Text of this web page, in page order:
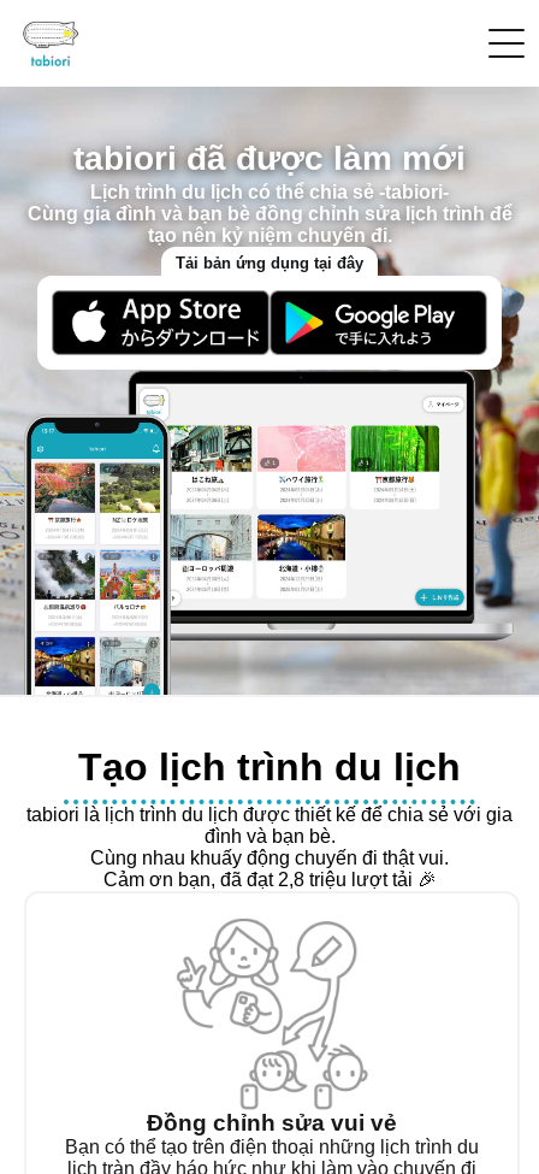
tabiori đã được làm mới
Lịch trình du lịch có thể chia sẻ -tabiori-
Cùng gia đình và bạn bè đồng chỉnh sửa lịch trình để
tạo nên kỷ niệm chuyến đi.
Tải bản ứng dụng tại đây
Tạo lịch trình du lịch
tabiori là lịch trình du lịch được thiết kế để chia sẻ với gia
đình và bạn bè.
Cùng nhau khuấy động chuyến đi thật vui.
Cảm ơn bạn, đã đạt 2,8 triệu lượt tải 🎉
Đồng chỉnh sửa vui vẻ
Bạn có thể tạo trên điện thoại những lịch trình du
lịch tràn đầy háo hức như khi làm vào chuyến đi